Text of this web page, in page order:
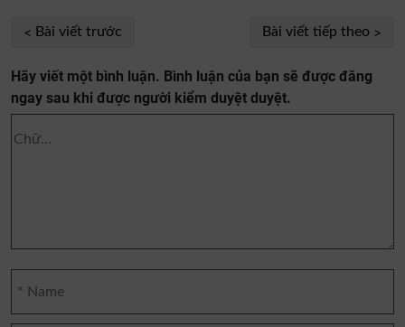
Bài viết trước Bài viết tiếp theo
Hãy viết một bình luận. Bình luận của bạn sẽ được đăng
ngay sau khi được người kiểm duyệt duyệt.